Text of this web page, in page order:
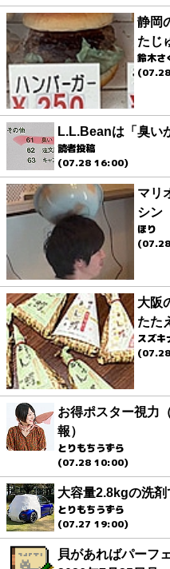
静岡
たじ
鈴木さ
L.L.Beanは「臭い
読者投稿
(07.28 16:00)
マリ
シン
ほり
大阪
たた
スズキ
お得ポスター視力
報）
とりもちうずら
(07.28 10:00)
大容量2.8kgの洗
とりもちうずら
(07.27 19:00)
貝があればパーフ